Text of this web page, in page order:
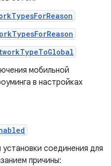
мобильной
в настройках
соединения для
причины: